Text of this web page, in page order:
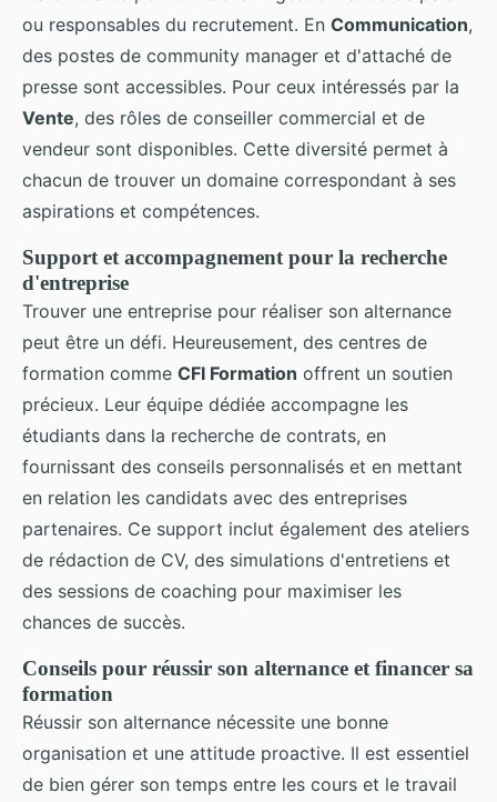
ou responsables du recrutement. En Communication,
des postes de community manager et d'attaché de
presse sont accessibles. Pour ceux intéressés par la
Vente, des rôles de conseiller commercial et de
vendeur sont disponibles. Cette diversité permet à
chacun de trouver un domaine correspondant à ses
aspirations et compétences.
Support et accompagnement pour la recherche
d'entreprise
Trouver une entreprise pour réaliser son alternance
peut être un défi. Heureusement, des centres de
formation comme CFI Formation offrent un soutien
précieux. Leur équipe dédiée accompagne les
étudiants dans la recherche de contrats, en
fournissant des conseils personnalisés et en mettant
en relation les candidats avec des entreprises
partenaires. Ce support inclut également des ateliers
de rédaction de CV, des simulations d'entretiens et
des sessions de coaching pour maximiser les
chances de succès.
Conseils pour réussir son alternance et financer sa
formation
Réussir son alternance nécessite une bonne
organisation et une attitude proactive. Il est essentiel
de bien gérer son temps entre les cours et le travail